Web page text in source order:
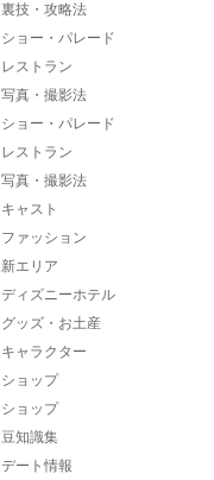
裏技・攻略法
ショー・パレード
レストラン
写真・撮影法
ショー・パレード
レストラン
写真・撮影法
キャスト
ファッション
新エリア
ディズニーホテル
グッズ・お土産
キャラクター
ショップ
ショップ
豆知識集
デート情報